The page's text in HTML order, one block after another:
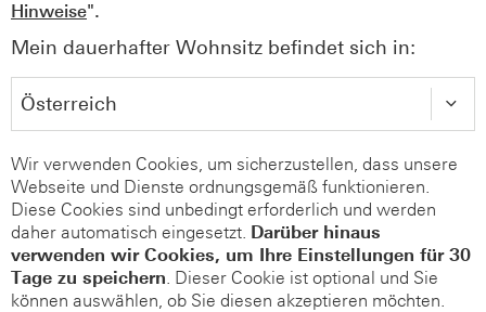
Hinweise".
Mein dauerhafter Wohnsitz befindet sich in:
Wir verwenden Cookies, um sicherzustellen, dass unsere
Webseite und Dienste ordnungsgemäß funktionieren.
Diese Cookies sind unbedingt erforderlich und werden
daher automatisch eingesetzt. Darüber hinaus
verwenden wir Cookies, um Ihre Einstellungen für 30
Tage zu speichern. Dieser Cookie ist optional und Sie
können auswählen, ob Sie diesen akzeptieren möchten.